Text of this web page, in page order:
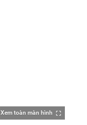
Xem toàn màn hình